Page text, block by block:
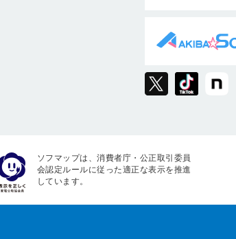
ソフマップは、消費者庁・公正取引委員
会認定ルールに従った適正な表示を推進
しています。